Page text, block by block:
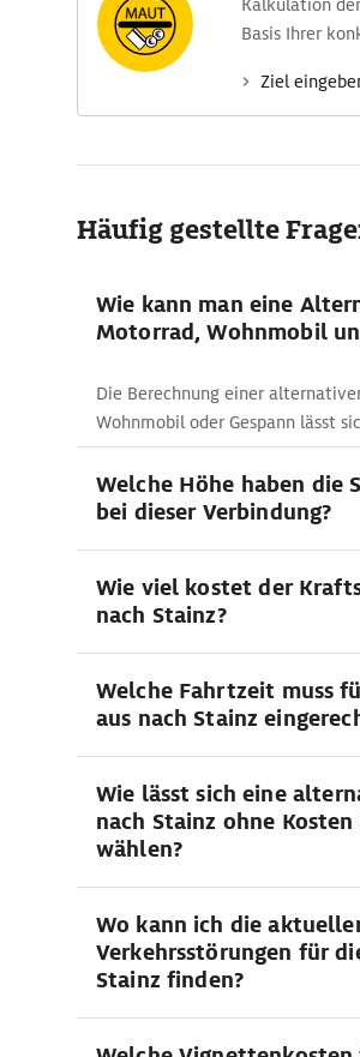
Kalkulation
Basis Ihrer
Ziel
Häufig gestellte
Wie kann man eine
Motorrad, Wohnmobil
Die Berechnung einer
Wohnmobil oder Gespann lässt
Welche Höhe haben die
bei dieser Verbindung?
Wie viel kostet der
nach Stainz?
Welche Fahrtzeit muss
aus nach Stainz
Wie lässt sich eine
nach Stainz ohne
wählen?
Wo kann ich die
Verkehrsstörungen für
Stainz finden?